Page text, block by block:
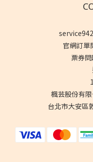
官網訂
票券
楓芸股份有
台北市大安區